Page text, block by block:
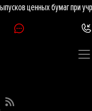
ценных бумаг при